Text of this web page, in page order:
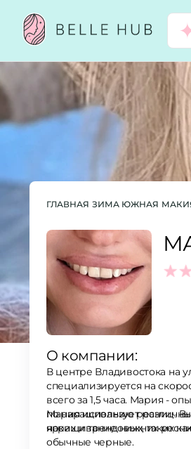
ГЛАВНАЯ ЗИМА ЮЖНАЯ
О компании:
В центре Владивостока на
специализируется на
всего за 1,5 часа. Мария -
по наращиванию ресниц.
ярких и трендовых, таких
Мария использует
наращивание нижних
обычные черные.